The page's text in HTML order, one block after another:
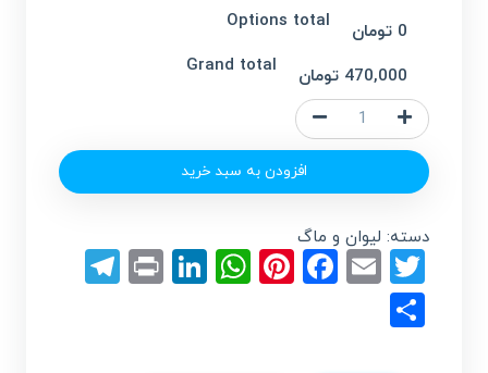
Options total
0 تومان
Grand total
470,000 تومان
چاپ
ماگ
فانتزی
افزودن به سبد خرید
دسته: لیوان و ماگ
Twitter
Email
Facebook
Pinterest
WhatsApp
LinkedIn
Print